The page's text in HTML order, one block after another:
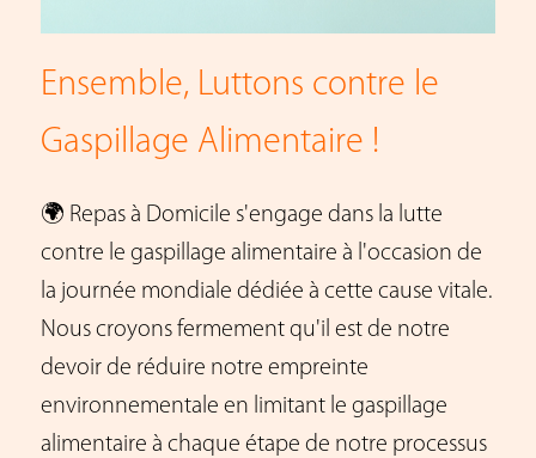
Ensemble, Luttons contre le
Gaspillage Alimentaire !
🌍 Repas à Domicile s'engage dans la lutte
contre le gaspillage alimentaire à l'occasion de
la journée mondiale dédiée à cette cause vitale.
Nous croyons fermement qu'il est de notre
devoir de réduire notre empreinte
environnementale en limitant le gaspillage
alimentaire à chaque étape de notre processus